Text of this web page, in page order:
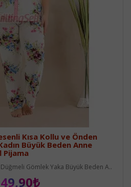
Kısa Kollu ve Önden
Büyük Beden Anne
Pijama
Gömlek Yaka Büyük Beden A..